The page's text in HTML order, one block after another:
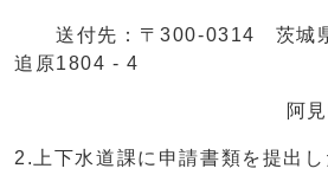
送付先：〒300-0314 茨城県
追原1804 - 4
阿見町上下水
2.上下水道課に申請書類を提出